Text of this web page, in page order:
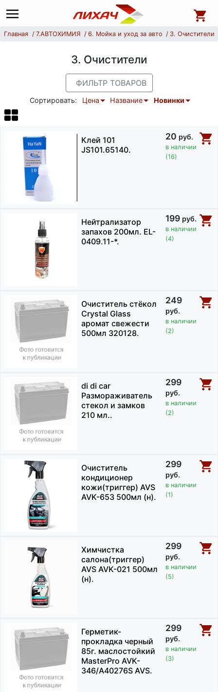
Главная 7.АВТОХИМИЯ 6. Мойка и уход за авто 3. Очистители
3. Очистители
ФИЛЬТР ТОВАРОВ
Сортировать: Цена Название Новинки
Клей 101
JS101.65140.
20 руб.
в наличии
(16)
Нейтрализатор
запахов 200мл. EL-
0409.11-*.
199 руб.
в наличии
(4)
Очиститель стёкол
Crystal Glass
аромат свежести
500мл 320128.
249
руб.
в наличии
(2)
di di car
Размораживатель
стекол и замков
210 мл..
299
руб.
в наличии
(2)
Очиститель
кондиционер
кожи(триггер) AVS
AVK-653 500мл (н).
299
руб.
в наличии
(1)
Химчистка
салона(триггер)
AVS AVK-021 500мл
(н).
299
руб.
в наличии
(5)
Герметик-
прокладка черный
85г. маслостойкий
MasterPro AVK-
346/A40276S AVS.
299
руб.
в наличии
(3)